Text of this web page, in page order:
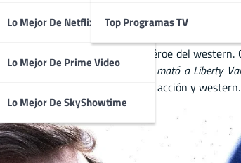
Lo Mejor De Netflix
Lo Mejor De Prime Video
Lo Mejor De SkyShowtime
Top Programas TV
figura y su papel como héroe del western.
La diligenciayEl hombre que mató a Liberty
como un ícono del cine de acción y western.